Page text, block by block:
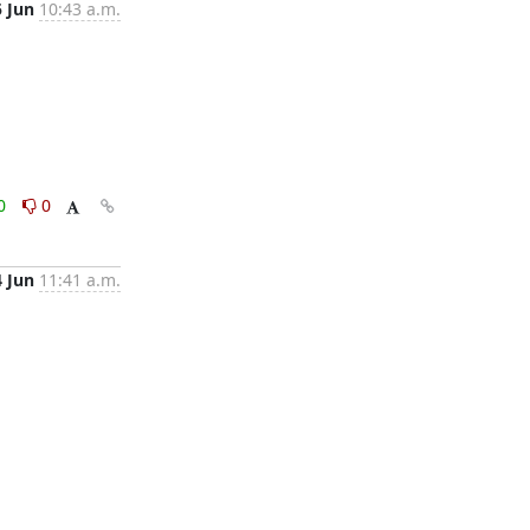
Jun 10:43 a.m.
0
Jun 11:41 a.m.